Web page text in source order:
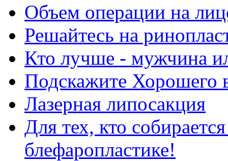
Объем операции на
Решайтесь на
Кто лучше - мужчина
Подскажите Хорошего
Лазерная липосакция
Для тех, кто
блефаропластике!